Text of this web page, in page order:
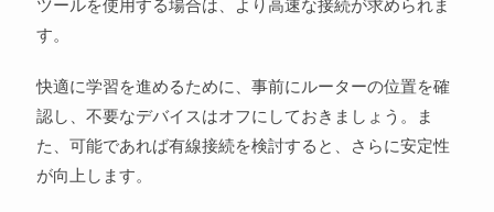
ツールを使用する場合は、より高速な接続が求められま
す。
快適に学習を進めるために、事前にルーターの位置を確
認し、不要なデバイスはオフにしておきましょう。ま
た、可能であれば有線接続を検討すると、さらに安定性
が向上します。